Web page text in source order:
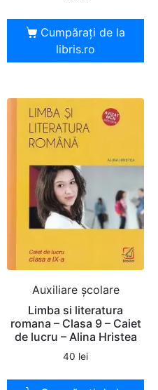
Cumpărați de la
libris.ro
Auxiliare şcolare
Limba si literatura
romana – Clasa 9 – Caiet
de lucru – Alina Hristea
40 lei